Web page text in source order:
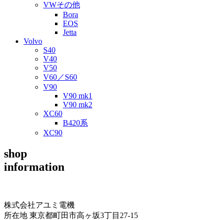
VWその他
Bora
EOS
Jetta
Volvo
S40
V40
V50
V60／S60
V90
V90 mk1
V90 mk2
XC60
B420系
XC90
shop
information
株式会社アユミ電機
所在地 東京都町田市高ヶ坂3丁目27‐15